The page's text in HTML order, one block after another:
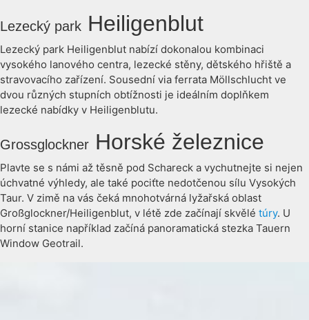
Lezecký park Heiligenblut
Lezecký park Heiligenblut nabízí dokonalou kombinaci
vysokého lanového centra, lezecké stěny, dětského hřiště a
stravovacího zařízení. Sousední via ferrata Möllschlucht ve
dvou různých stupních obtížnosti je ideálním doplňkem
lezecké nabídky v Heiligenblutu.
Grossglockner Horské železnice
Plavte se s námi až těsně pod Schareck a vychutnejte si nejen
úchvatné výhledy, ale také pociťte nedotčenou sílu Vysokých
Taur. V zimě na vás čeká mnohotvárná lyžařská oblast
Großglockner/Heiligenblut, v létě zde začínají skvělé túry. U
horní stanice například začíná panoramatická stezka Tauern
Window Geotrail.